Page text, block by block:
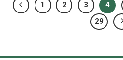
1 2 3 4
29